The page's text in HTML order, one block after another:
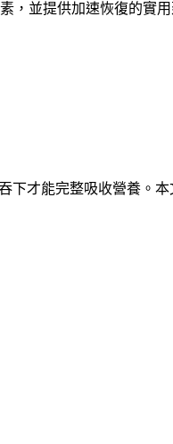
，並提供加速恢復的實
下才能完整吸收營養。